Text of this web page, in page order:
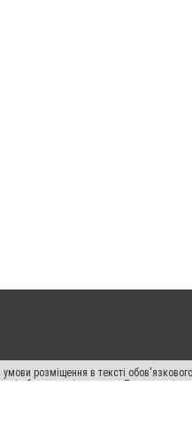
розміщення в тексті
або в якості джерела. Порушення